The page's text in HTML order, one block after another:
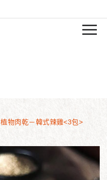
植物肉乾－韓式辣雞<3包>